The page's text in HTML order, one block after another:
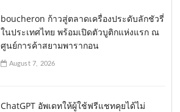
boucheron ก้าวสู่ตลาดเครื่องประดับลักชัวรี่
ในประเทศไทย พร้อมเปิดตัวบูติกแห่งแรก ณ
ศูนย์การค้าสยามพารากอน
August 7, 2026
ChatGPT อัพเดทให้ผู้ใช้ฟรีแชทคุยได้ไม่